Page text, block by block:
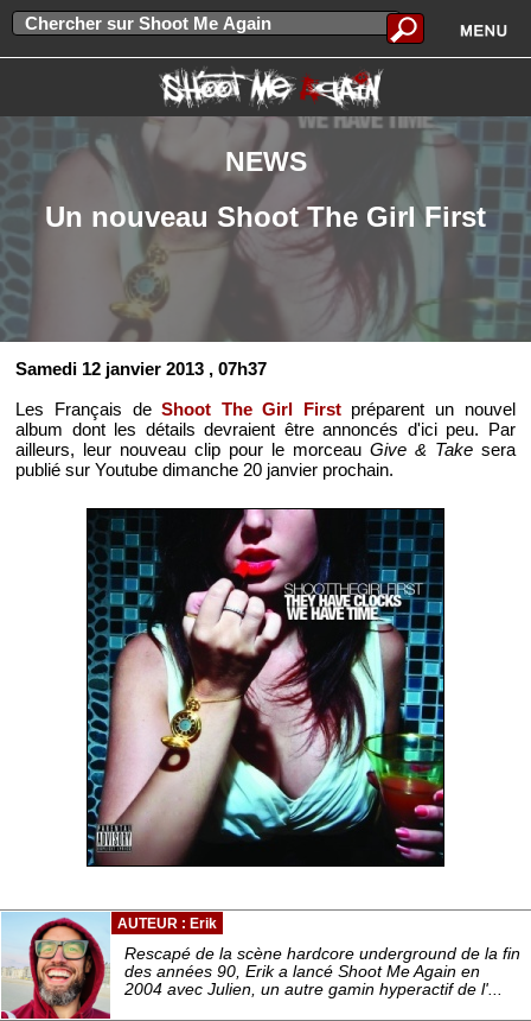
NEWS
Un nouveau Shoot The Girl First
Samedi 12 janvier 2013 , 07h37
Les Français deShoot The Girl Firstpréparent un nouvel
album dont les détails devraient être annoncés d'ici peu. Par
ailleurs, leur nouveau clip pour le morceau Give & Takesera
publié sur Youtube dimanche 20 janvier prochain.
AUTEUR : Erik
Rescapé de la scène hardcore underground de la fin
des années 90, Erik a lancé Shoot Me Again en
2004 avec Julien, un autre gamin hyperactif de l'...